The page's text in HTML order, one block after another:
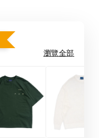
瀏覽全部